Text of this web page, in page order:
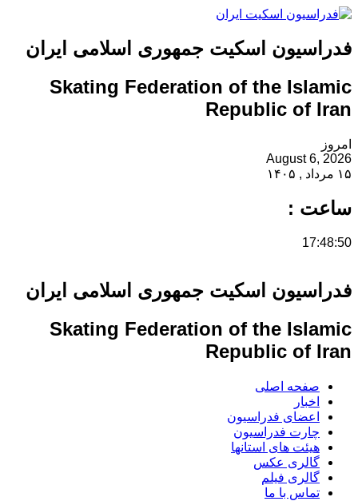
فدراسیون اسکیت جمهوری اسلامی ایران
Skating Federation of the Islamic
Republic of Iran
امروز
August 6, 2026
۱۵ مرداد , ۱۴۰۵
ساعت :
17:48:50
فدراسیون اسکیت جمهوری اسلامی ایران
Skating Federation of the Islamic
Republic of Iran
صفحه اصلی
اخبار
اعضای فدراسیون
چارت فدراسیون
هیئت های استانها
گالری عکس
گالری فیلم
تماس با ما